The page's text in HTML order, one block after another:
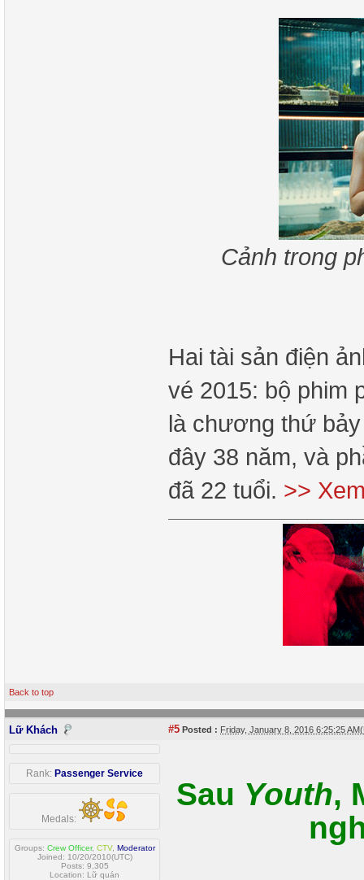
Cảnh trong
Hai tài sản điện
vé 2015: bộ phim
là chương thứ
đây 38 năm, và
đã 22 tuổi. >>
Back to top
Lữ Khách #5 Posted : Friday, January 8, 2016 6:25:25
Rank: Passenger Service
Medals:
Groups: Crew Officer, CTV, Moderator
Joined: 10/20/2010(UTC)
Posts: 9,305
Location: Lữ quán
Sau Youth,